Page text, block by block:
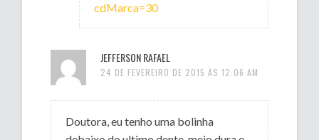
cdMarca=30
JEFFERSON RAFAEL
24 DE FEVEREIRO DE 2015 ÀS 12:06 AM
Doutora, eu tenho uma bolinha